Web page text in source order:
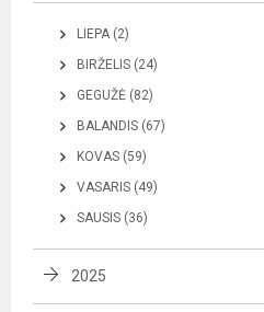
LIEPA (2)
BIRŽELIS (24)
GEGUŽĖ (82)
BALANDIS (67)
KOVAS (59)
VASARIS (49)
SAUSIS (36)
2025